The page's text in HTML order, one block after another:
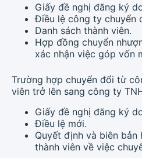
Giấy đề nghị đăng ký
Điều lệ công ty chuyển
Danh sách thành viên.
Hợp đồng chuyển
xác nhận việc góp vốn
Trường hợp chuyển đổi từ
viên trở lên sang công ty
Giấy đề nghị đăng ký
Điều lệ mới.
Quyết định và biên bản
thành viên về việc